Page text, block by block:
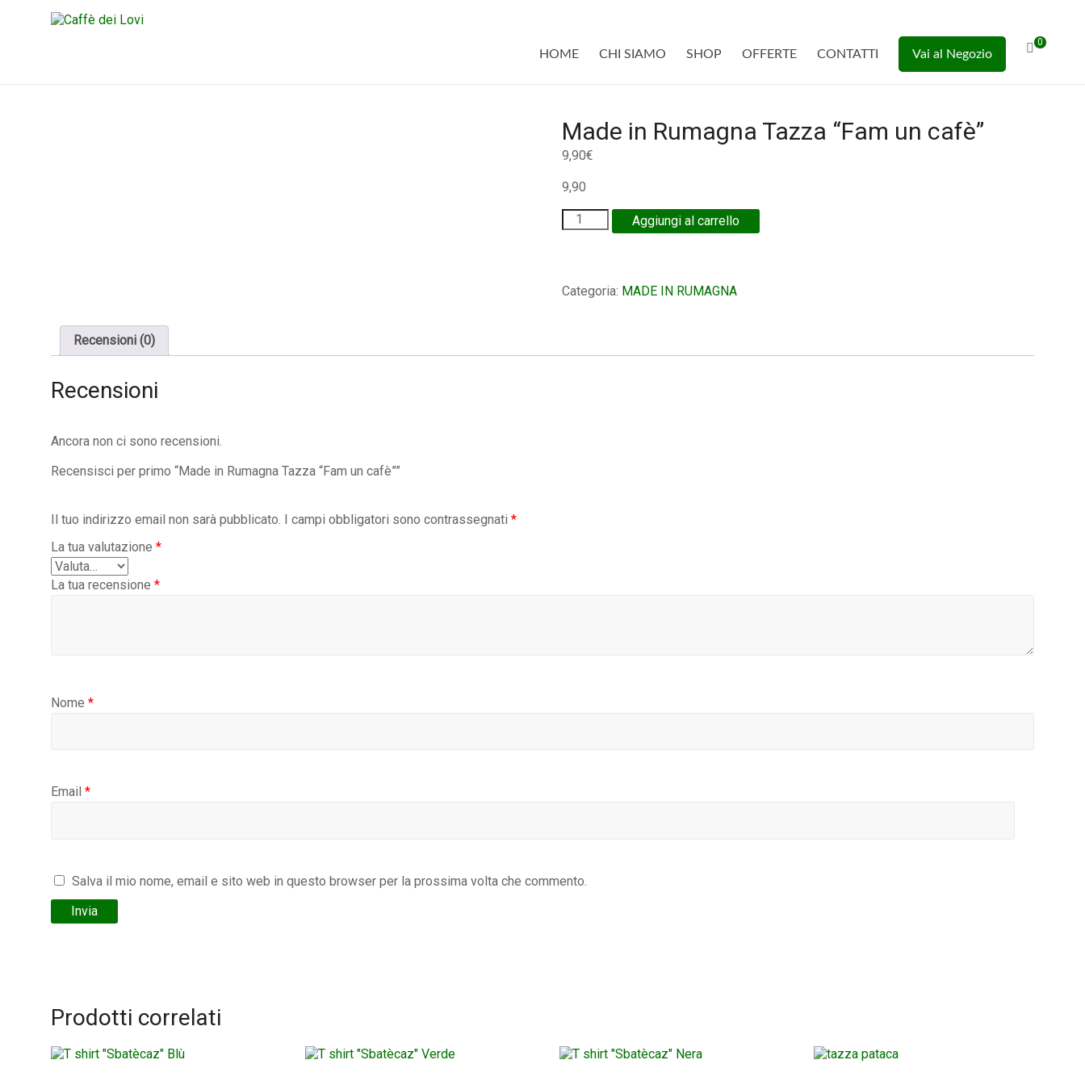
0
HOME CHI SIAMO SHOP OFFERTE CONTATTI Vai al Negozio
Made in Rumagna Tazza “Fam un cafè”
9,90€
9,90
Aggiungi al carrello
Categoria: MADE IN RUMAGNA
Recensioni (0)
Recensioni
Ancora non ci sono recensioni.
Recensisci per primo “Made in Rumagna Tazza “Fam un cafè””
Il tuo indirizzo email non sarà pubblicato. I campi obbligatori sono contrassegnati *
La tua valutazione *
La tua recensione *
Nome *
Email *
Salva il mio nome, email e sito web in questo browser per la prossima volta che commento.
Prodotti correlati